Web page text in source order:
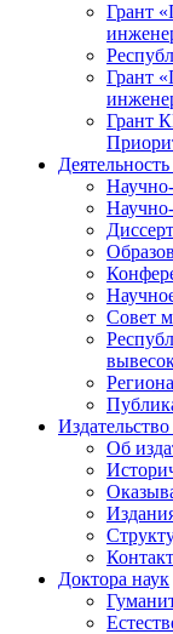
Грант
Грант
Грант
Научно-
Совет
Об
Доктора наук